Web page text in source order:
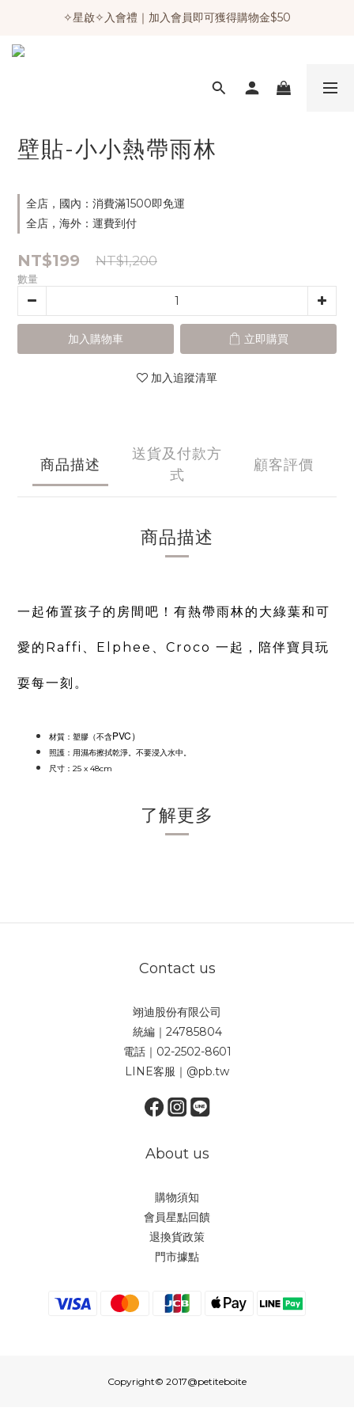
✧星啟✧入會禮｜加入會員即可獲得購物金$50
壁貼-小小熱帶雨林
全店，國內：消費滿1500即免運
全店，海外：運費到付
NT$199 NT$1,200
數量
加入購物車 立即購買
加入追蹤清單
商品描述
送貨及付款方
式
顧客評價
商品描述
一起佈置孩子的房間吧！ 有熱帶雨林的大綠葉和可
愛的Raffi、Elphee、Croco 一起，陪伴寶貝玩
耍每一刻。
材質：塑膠（不含PVC）
照護：用濕布擦拭乾淨。不要浸入水中。
尺寸： 25 x 48cm
了解更多
Contact us
翊迪股份有限公司
統編｜24785804
電話｜02-2502-8601
LINE客服｜@pb.tw
About us
購物須知
會員星點回饋
退換貨政策
門市據點
Copyright© 2017@petiteboite